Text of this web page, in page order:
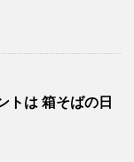
トは 箱そばの日